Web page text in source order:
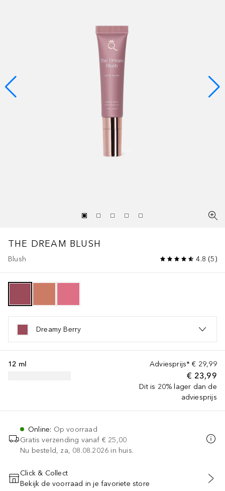
THE DREAM BLUSH
Blush 4.8 (5)
Dreamy Berry
Adviesprijs* € 29,99
€ 23,99
Dit is 20% lager dan de
adviesprijs
12 ml
Online: Op voorraad
Gratis verzending vanaf € 25,00
Nu besteld, za, 08.08.2026 in huis.
VOEG TOE AAN WINKELMANDJE
Click & Collect
Bekijk de voorraad in je favoriete store